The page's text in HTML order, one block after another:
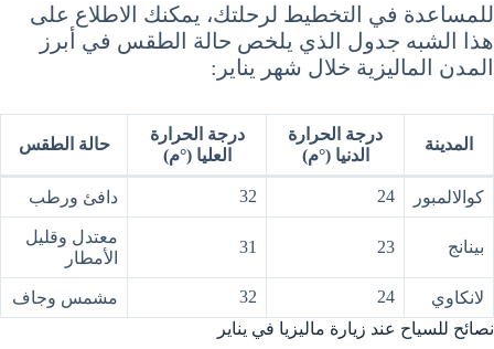
للمساعدة في التخطيط لرحلتك، يمكنك الاطلاع على
هذا الشبه جدول الذي يلخص حالة الطقس في أبرز
المدن الماليزية خلال شهر يناير:
المدينة
درجة الحرارة
الدنيا (°م)
درجة الحرارة
العليا (°م)
حالة الطقس
كوالالمبور 24
32 دافئ ورطب
بينانج 23
31
معتدل وقليل
الأمطار
لانكاوي 24
32
مشمس وجاف
نصائح للسياح عند زيارة ماليزيا في يناير